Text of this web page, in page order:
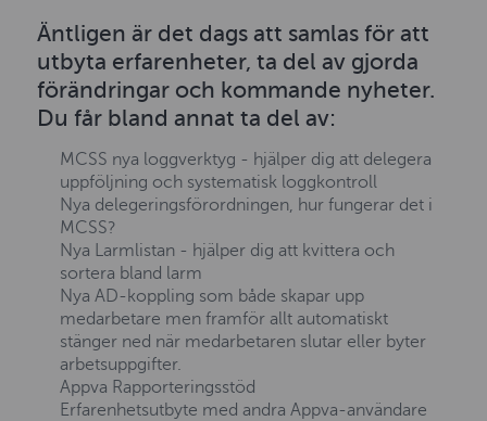
Äntligen är det dags att samlas för att
utbyta erfarenheter, ta del av gjorda
förändringar och kommande nyheter.
Du får bland annat ta del av:
MCSS nya loggverktyg - hjälper dig att delegera
uppföljning och systematisk loggkontroll
Nya delegeringsförordningen, hur fungerar det i
MCSS?
Nya Larmlistan - hjälper dig att kvittera och
sortera bland larm
Nya AD-koppling som både skapar upp
medarbetare men framför allt automatiskt
stänger ned när medarbetaren slutar eller byter
arbetsuppgifter.
Appva Rapporteringsstöd
Erfarenhetsutbyte med andra Appva-användare